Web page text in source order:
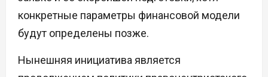
конкретные параметры финансовой модели
будут определены позже.
Нынешняя инициатива является